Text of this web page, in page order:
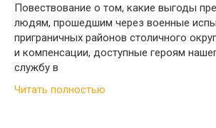
Повествование о том, какие выгоды
людям, прошедшим через военные
приграничных районов столичного
и компенсации, доступные героям
службу в
Читать полностью